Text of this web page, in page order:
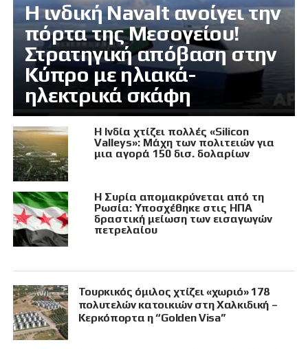
Η ινδική Navalt ανοίγει την
πόρτα της Μεσογείου!
Στρατηγική απόβαση στην
Κύπρο με ηλιακά-
ηλεκτρικά σκάφη
Η Ινδία χτίζει πολλές «Silicon
Valleys»: Μάχη των πολιτειών για
μια αγορά 150 δισ. δολαρίων
Η Συρία απομακρύνεται από τη
Ρωσία: Υποσχέθηκε στις ΗΠΑ
δραστική μείωση των εισαγωγών
πετρελαίου
Τουρκικός όμιλος χτίζει «χωριό» 178
πολυτελών κατοικιών στη Χαλκιδική –
Κερκόπορτα η “Golden Visa”